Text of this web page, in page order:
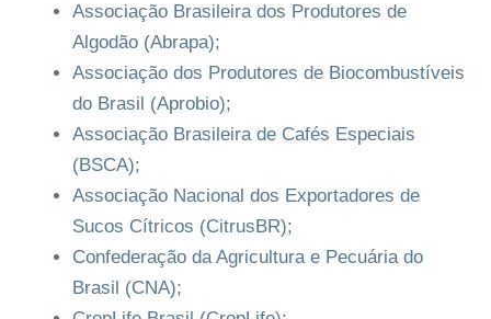
Associação Brasileira dos Produtores de
Algodão (Abrapa);
Associação dos Produtores de Biocombustíveis
do Brasil (Aprobio);
Associação Brasileira de Cafés Especiais
(BSCA);
Associação Nacional dos Exportadores de
Sucos Cítricos (CitrusBR);
Confederação da Agricultura e Pecuária do
Brasil (CNA);